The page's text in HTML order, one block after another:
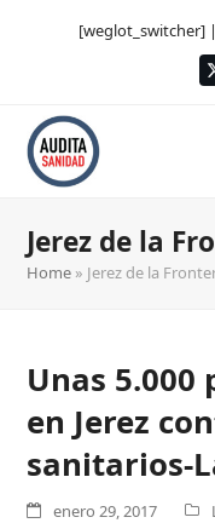
[weglot_switcher] |
Jerez de la
Home » Jerez de la
Unas 5.000
en Jerez
sanitarios-
enero 29, 2017